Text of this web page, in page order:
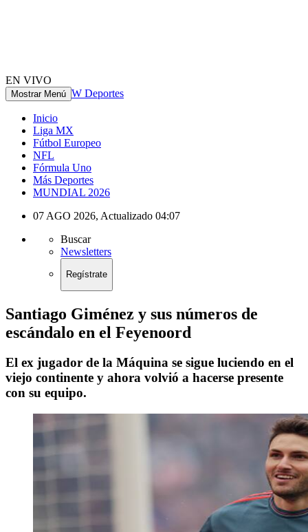
EN VIVO
Mostrar Menú W Deportes
Inicio
Liga MX
Fútbol Europeo
NFL
Fórmula Uno
Más Deportes
MUNDIAL 2026
07 AGO 2026, Actualizado 04:07
Buscar
Newsletters
Regístrate
Santiago Giménez y sus números de
escándalo en el Feyenoord
El ex jugador de la Máquina se sigue luciendo en el
viejo continente y ahora volvió a hacerse presente
con su equipo.